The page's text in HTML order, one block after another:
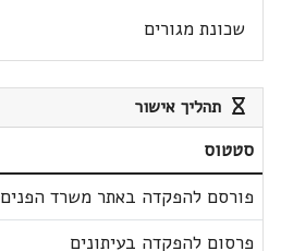
שכונת מגורים
תהליך אישור
סטטוס
פורסם להפקדה באתר משרד הפנים
פרסום להפקדה בעיתונים